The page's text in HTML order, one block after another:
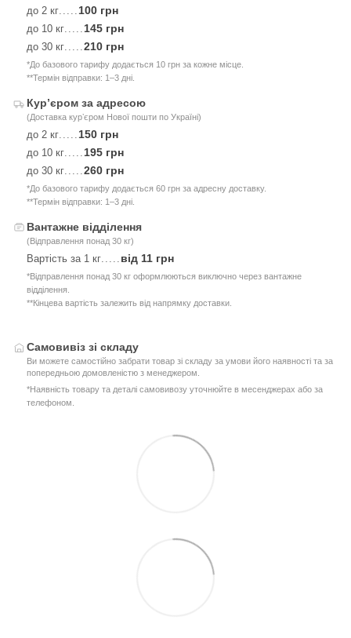
до 2 кг..... 100 грн
до 10 кг..... 145 грн
до 30 кг.....210 грн
*До базового тарифу додається 10 грн за кожне місце.
**Термін відправки: 1–3 дні.
Курʼєром за адресою
(Доставка курʼєром Нової пошти по Україні)
до 2 кг..... 150 грн
до 10 кг..... 195 грн
до 30 кг.....260 грн
*До базового тарифу додається 60 грн за адресну доставку.
**Термін відправки: 1–3 дні.
Вантажне відділення
(Відправлення понад 30 кг)
Вартість за 1 кг..... від 11 грн
*Відправлення понад 30 кг оформлюються виключно через вантажне
відділення.
**Кінцева вартість залежить від напрямку доставки.
Самовивіз зі складу
Ви можете самостійно забрати товар зі складу за умови його наявності та за
попередньою домовленістю з менеджером.
*Наявність товару та деталі самовивозу уточнюйте в месенджерах або за
телефоном.